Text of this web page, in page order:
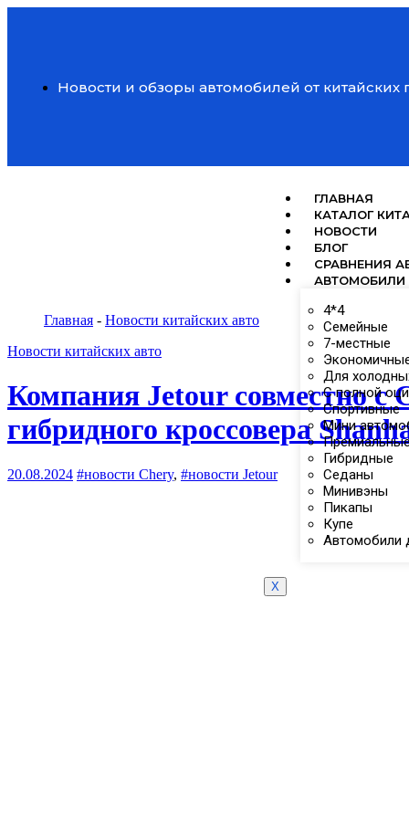
Новости и обзоры автомобилей от китайских
ГЛАВНАЯ
КАТАЛОГ
НОВОСТИ
БЛОГ
СРАВНЕНИЯ
АВТОМОБИЛИ
4*4
Семейные
7-местные
Для
С полной
Спортивные
Мини
Гибридные
Седаны
Минивэны
Пикапы
Купе
Автомобили
X
Главная - Новости китайских авто
Новости китайских авто
Компания Jetour совместно с
гибридного кроссовера
20.08.2024 #новости Chery, #новости Jetour